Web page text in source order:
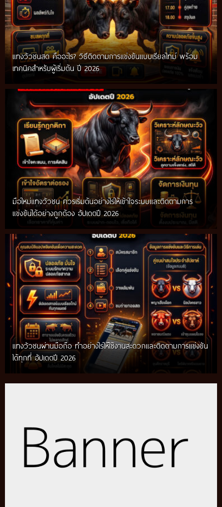
แทงวัวชนสด คืออะไร? วิธีติดตามการแข่งขันแบบเรียลไทม์ พร้อม
เทคนิคสำหรับผู้เริ่มต้น ปี 2026
มือใหม่แทงวัวชน ควรเริ่มต้นอย่างไรให้เข้าใจระบบและติดตามการ
แข่งขันได้อย่างถูกต้อง อัปเดตปี 2026
แทงวัวชนผ่านมือถือ ทำอย่างไรให้ใช้งานสะดวกและติดตามการแข่งขัน
ได้ทุกที่ อัปเดตปี 2026